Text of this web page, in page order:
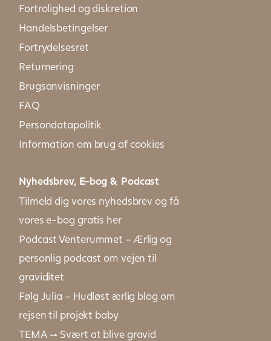
Fortrolighed og diskretion
Handelsbetingelser
Fortrydelsesret
Returnering
Brugsanvisninger
FAQ
Persondatapolitik
Information om brug af cookies
Nyhedsbrev, E-bog & Podcast
Tilmeld dig vores nyhedsbrev og få
vores e-bog gratis her
Podcast Venterummet – Ærlig og
personlig podcast om vejen til
graviditet
Følg Julia – Hudløst ærlig blog om
rejsen til projekt baby
TEMA → Svært at blive gravid